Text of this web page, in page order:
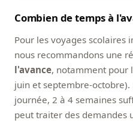
Combien de temps à
Pour les voyages scolaires
nous recommandons une
l'avance, notamment pour
juin et septembre-octobre).
journée, 2 à 4 semaines
peut traiter des demandes